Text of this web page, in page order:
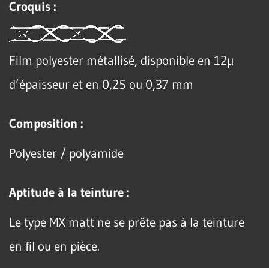
Croquis :
Film polyester métallisé, disponible en 12µ
d’épaisseur et en 0,25 ou 0,37 mm
Composition :
Polyester / polyamide
Aptitude à la teinture :
Le type MX matt ne se prête pas à la teinture
en fil ou en pièce.